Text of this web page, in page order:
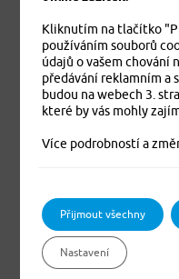
vyplatit dvojnásob
Aktuality
Cestovní pojištění
Kliknutím na tlačítko
používáním souborů
údajů o vašem chování
předávání reklamním a
budou na webech 3.
které by vás mohly
Více podrobností a
Přijmout všechny
Nastavení